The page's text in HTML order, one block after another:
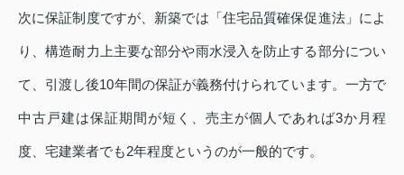
次に保証制度ですが、新築では「住宅品質確保促進法」によ
り、構造耐力上主要な部分や雨水浸入を防止する部分につい
て、引渡し後10年間の保証が義務付けられています。一方で
中古戸建は保証期間が短く、売主が個人であれば3か月程
度、宅建業者でも2年程度というのが一般的です。